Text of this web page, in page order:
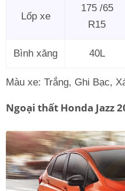
Lốp xe
175 /65
R15
Bình xăng 40L
Màu xe: Trắng, Ghi Bạc,
Ngoại thất Honda Jazz